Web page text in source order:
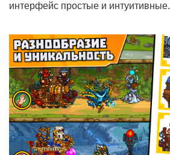
интерфейс простые и интуитивные.